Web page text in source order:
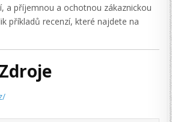
a příjemnou a ochotnou zákaznickou
příkladů recenzí, které najdete na